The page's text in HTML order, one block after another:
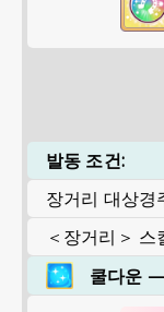
발동 조건:
장거리 대상경
＜장거리＞
쿨다운